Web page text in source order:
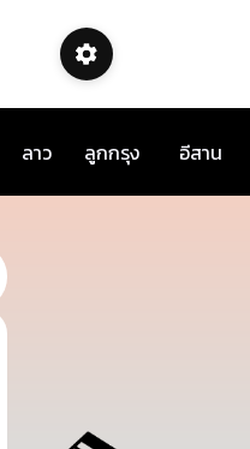
ลาว ลูกกรุง อีสาน